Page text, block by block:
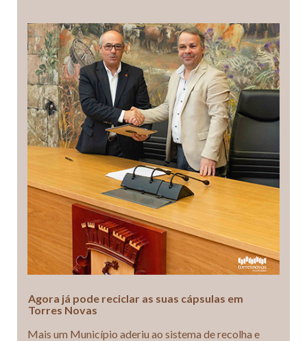
Agora já pode reciclar as suas cápsulas em
Torres Novas
Mais um Município aderiu ao sistema de recolha e